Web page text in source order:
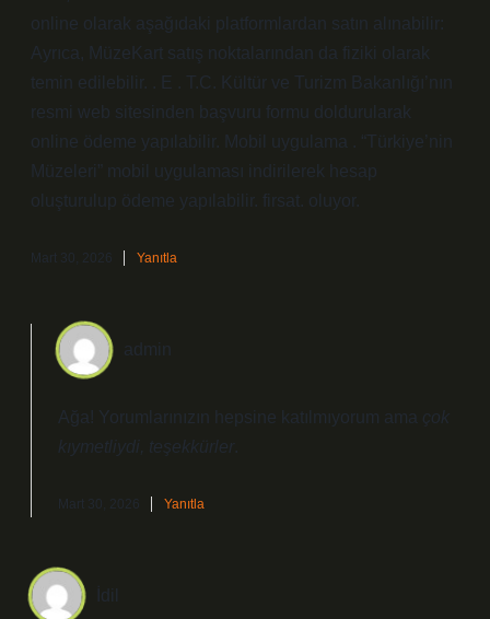
online olarak aşağıdaki platformlardan satın alınabilir:
Ayrıca, MüzeKart satış noktalarından da fiziki olarak
temin edilebilir. . E . T.C. Kültür ve Turizm Bakanlığı’nın
resmi web sitesinden başvuru formu doldurularak
online ödeme yapılabilir. Mobil uygulama . “Türkiye’nin
Müzeleri” mobil uygulaması indirilerek hesap
oluşturulup ödeme yapılabilir. firsat. oluyor.
Mart 30, 2026 Yanıtla
admin
Ağa! Yorumlarınızın hepsine katılmıyorum ama çok
kıymetliydi, teşekkürler .
Mart 30, 2026 Yanıtla
İdil